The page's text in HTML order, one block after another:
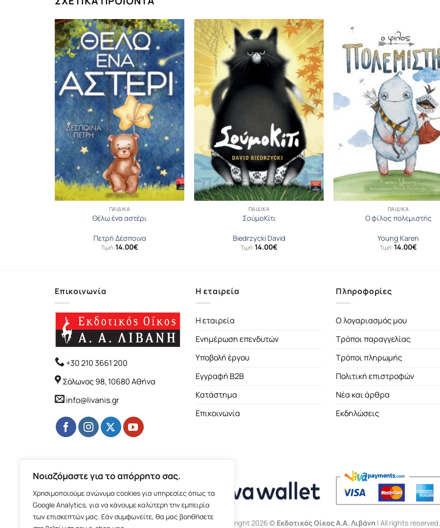
Νοιαζόμαστε για το απόρρητο σας.
Χρησιμοποιούμε ανώνυμα cookies για υπηρεσίες όπως τα
Google Analytics, για να κάνουμε καλύτερη την εμπειρία
των επισκεπτών μας. Εάν συμφωνείτε, θα μας βοηθήσετε
ΠΑΙΔΙΚΆ
Θέλω ένα αστέρι
Πετρή Δέσποινα
Τιμή:14.00€
ΠΑΙΔΙΚΆ
ΣούμοΚίτι
Biedrzycki David
Τιμή:14.00€
ΠΑΙΔΙΚΆ
Ο φίλος πολεμιστής
Young Karen
Τιμή:14.00€
Επικοινωνία
+30 210 3661 200
Σόλωνος 98, 10680 Αθήνα
info@livanis.gr
Η εταιρεία
Η εταιρεία
Ενημέρωση επενδυτών
Υποβολή έργου
Εγγραφή B2B
Κατάστημα
Επικοινωνία
Πληροφορίες
Ο λογαριασμός μου
Τρόποι παραγγελίας
Τρόποι πληρωμής
Πολιτική επιστροφών
Νέα και άρθρα
Εκδηλώσεις
Copyright 2026 © Εκδοτικός Οίκος Α.Α. Λιβάνη | All rights reserved.